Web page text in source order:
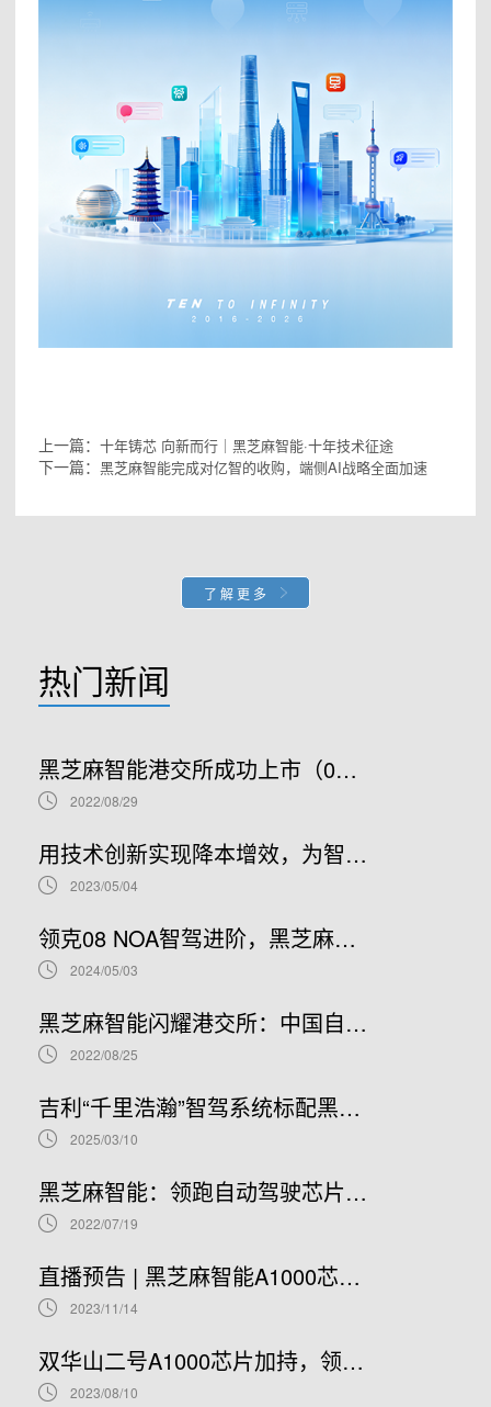
上一篇： 十年铸芯 向新而行｜黑芝麻智能·十年技术征途
下一篇： 黑芝麻智能完成对亿智的收购，端侧AI战略全面加速
了解更多
热门新闻
黑芝麻智能港交所成功上市（02533.HK）：车规级SoC领军者加速全球布局
2022/08/29
用技术创新实现降本增效，为智能汽车产业发展贡献“芯”力量
2023/05/04
领克08 NOA智驾进阶，黑芝麻智能携手吉利推进NOA普及
2024/05/03
黑芝麻智能闪耀港交所：中国自动驾驶芯片龙头上市新篇章，股票代码02533.HK引领未来
2022/08/25
吉利“千里浩瀚”智驾系统标配黑芝麻智能华山A1000芯片，加速智驾平权时代到来
2025/03/10
黑芝麻智能：领跑自动驾驶芯片赛道，开启港股IPO新篇章
2022/07/19
直播预告 | 黑芝麻智能A1000芯片基础软件开发在线研讨会
2023/11/14
双华山二号A1000芯片加持，领克08正式开售！
2023/08/10